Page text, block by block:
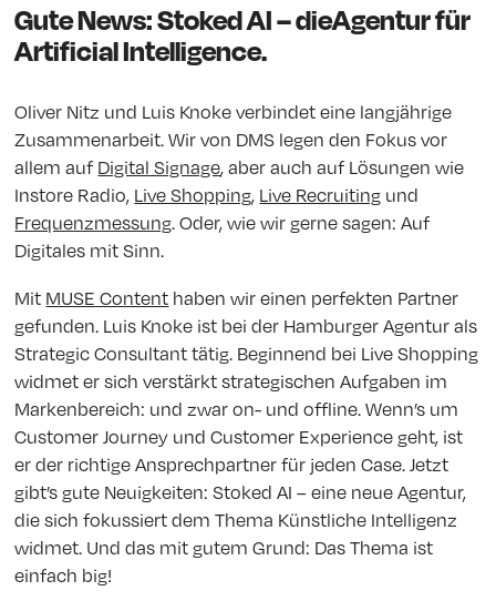
Gute News: Stoked AI – dieAgentur für
Artificial Intelligence.
Oliver Nitz und Luis Knoke verbindet eine langjährige
Zusammenarbeit. Wir von DMS legen den Fokus vor
allem auf Digital Signage, aber auch auf Lösungen wie
Instore Radio, Live Shopping, Live Recruiting und
Frequenzmessung. Oder, wie wir gerne sagen: Auf
Digitales mit Sinn.
Mit MUSE Content haben wir einen perfekten Partner
gefunden. Luis Knoke ist bei der Hamburger Agentur als
Strategic Consultant tätig. Beginnend bei Live Shopping
widmet er sich verstärkt strategischen Aufgaben im
Markenbereich: und zwar on- und offline. Wenn’s um
Customer Journey und Customer Experience geht, ist
er der richtige Ansprechpartner für jeden Case. Jetzt
gibt’s gute Neuigkeiten: Stoked AI – eine neue Agentur,
die sich fokussiert dem Thema Künstliche Intelligenz
widmet. Und das mit gutem Grund: Das Thema ist
einfach big!